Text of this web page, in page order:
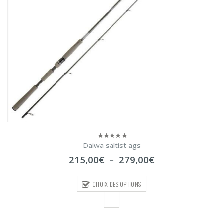
0
5
Daiwa saltist ags
215,00€ – 279,00€Plage
CHOIX DES OPTIONS